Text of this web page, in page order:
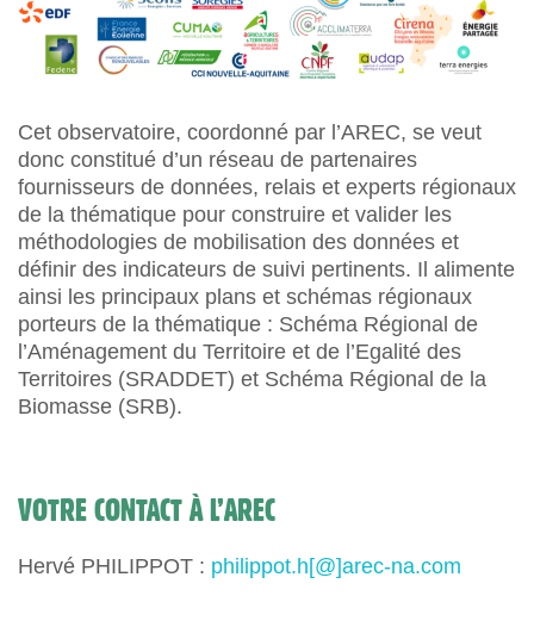
Cet observatoire, coordonné par l’AREC, se veut
donc constitué d’un réseau de partenaires
fournisseurs de données, relais et experts régionaux
de la thématique pour construire et valider les
méthodologies de mobilisation des données et
définir des indicateurs de suivi pertinents. Il alimente
ainsi les principaux plans et schémas régionaux
porteurs de la thématique : Schéma Régional de
l’Aménagement du Territoire et de l’Egalité des
Territoires (SRADDET) et Schéma Régional de la
Biomasse (SRB).
VOTRE CONTACT À L’AREC
Hervé PHILIPPOT : philippot.h[@]arec-na.com